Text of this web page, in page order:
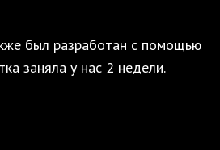
был разработан с помощью
заняла у нас 2 недели.